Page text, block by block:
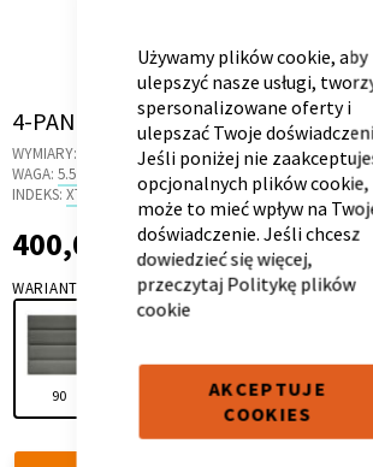
Używamy plików cookie, aby
ulepszyć nasze usługi,
spersonalizowane oferty i
ulepszać Twoje
Jeśli poniżej nie
opcjonalnych plików cookie,
może to mieć wpływ na
doświadczenie. Jeśli chcesz
dowiedzieć się więcej,
przeczytaj Politykę plików
cookie
AKCEPTUJE
COOKIES
Skip
the
beginning
the
images
gallery
4-PANEL 90 ANTHRACITE
WYMIARY:
97 X 22 X 16 CM
WAGA: 5.5 KG
INDEKS: XT.0D
400,00 zł
400,00 zł
WARIANT
90
Kontenerek Półka i